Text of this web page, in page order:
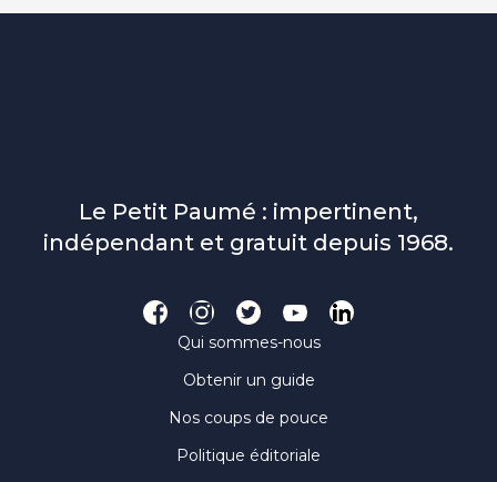
Le Petit Paumé : impertinent,
indépendant et gratuit depuis 1968.
Qui sommes-nous
Obtenir un guide
Nos coups de pouce
Politique éditoriale